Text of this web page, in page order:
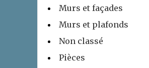
Murs et façades
Murs et plafonds
Non classé
Pièces